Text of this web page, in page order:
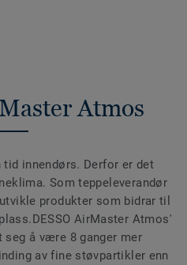
Atmos
tid innendørs. Derfor er det
Som teppeleverandør
produkter som bidrar til
AirMaster Atmos'
å være 8 ganger mer
av fine støvpartikler enn